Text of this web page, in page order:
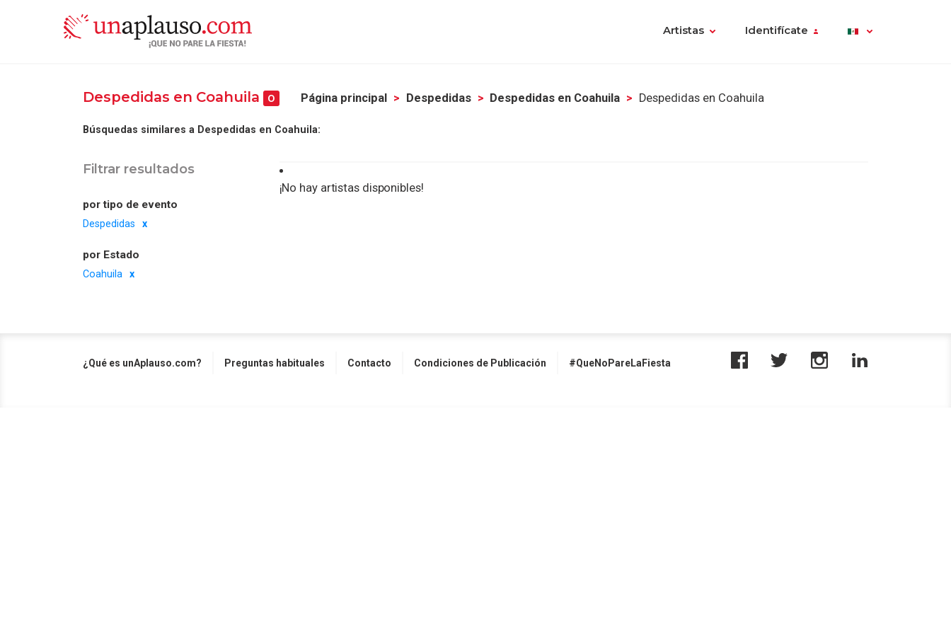
Artistas Identifícate
Despedidas en Coahuila 0 Página principal Despedidas Despedidas en Coahuila Despedidas en Coahuila
Búsquedas similares a Despedidas en Coahuila:
Filtrar resultados
por tipo de evento
Despedidas
por Estado
Coahuila
¡No hay artistas disponibles!
¿Qué es unAplauso.com? Preguntas habituales Contacto Condiciones de Publicación #QueNoPareLaFiesta